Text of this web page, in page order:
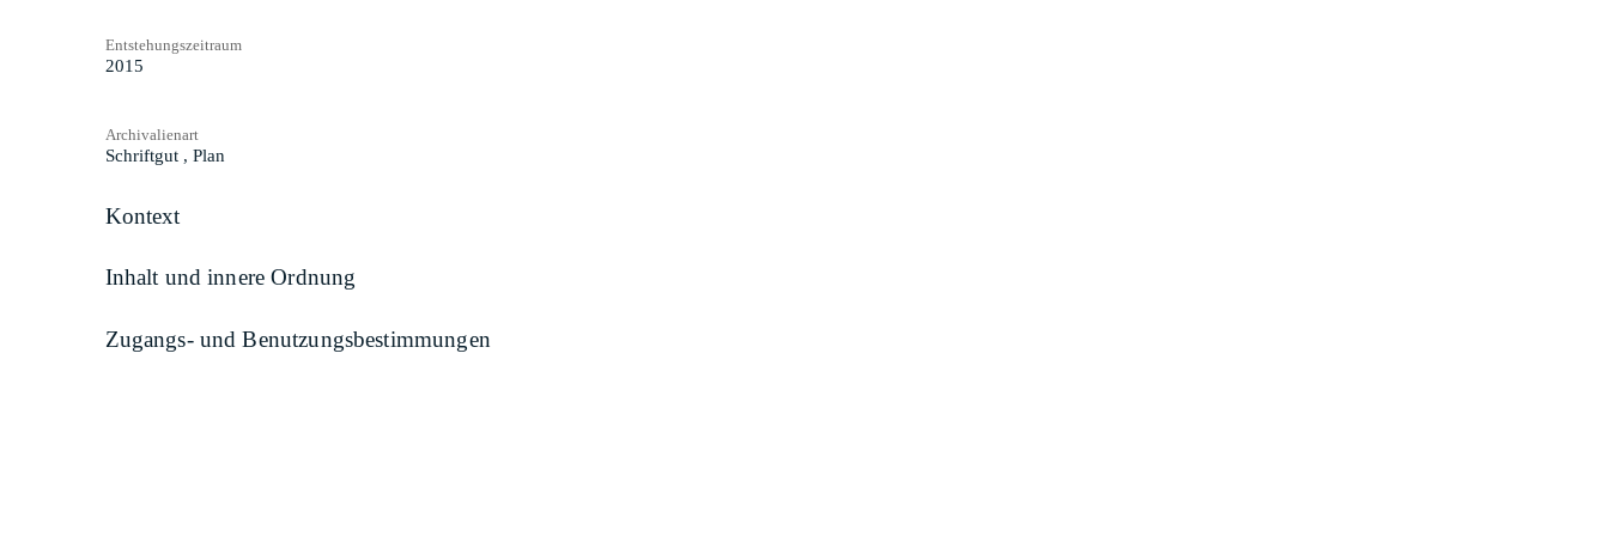
Entstehungszeitraum
2015
Archivalienart
Schriftgut , Plan
Kontext
Inhalt und innere Ordnung
Zugangs- und Benutzungsbestimmungen